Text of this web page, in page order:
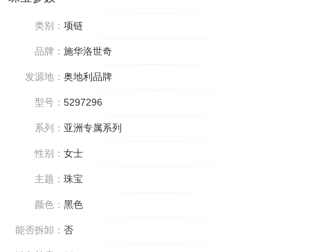
类别： 项链
品牌： 施华洛世奇
发源地： 奥地利品牌
型号： 5297296
系列： 亚洲专属系列
性别： 女士
主题： 珠宝
颜色： 黑色
能否拆卸： 否